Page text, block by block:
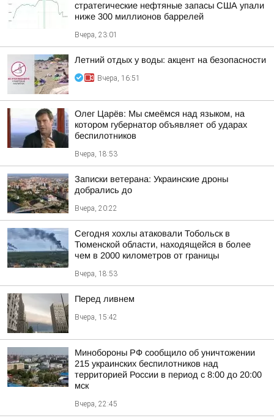
стратегические нефтяные запасы США упали
ниже 300 миллионов баррелей
Вчера, 23:01
Летний отдых у воды: акцент на безопасности
Вчера, 16:51
Олег Царёв: Мы смеёмся над языком, на
котором губернатор объявляет об ударах
беспилотников
Вчера, 18:53
Записки ветерана: Украинские дроны
добрались до
Вчера, 20:22
Сегодня хохлы атаковали Тобольск в
Тюменской области, находящейся в более
чем в 2000 километров от границы
Вчера, 18:53
Перед ливнем
Вчера, 15:42
Минобороны РФ сообщило об уничтожении
215 украинских беспилотников над
территорией России в период с 8:00 до 20:00
мск
Вчера, 22:45